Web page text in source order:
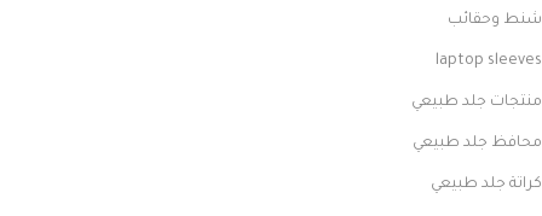
شنط وحقائب
laptop sleeves
منتجات جلد طبيعي
محافظ جلد طبيعي
كراتة جلد طبيعي